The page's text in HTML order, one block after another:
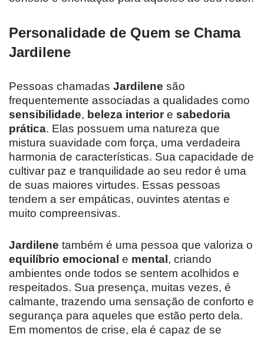
Personalidade de Quem se Chama
Jardilene
Pessoas chamadas Jardilene são
frequentemente associadas a qualidades como
sensibilidade, beleza interiore sabedoria
prática. Elas possuem uma natureza que
mistura suavidade com força, uma verdadeira
harmonia de características. Sua capacidade de
cultivar paz e tranquilidade ao seu redor é uma
de suas maiores virtudes. Essas pessoas
tendem a ser empáticas, ouvintes atentas e
muito compreensivas.
Jardilene também é uma pessoa que valoriza o
equilíbrio emocional e mental , criando
ambientes onde todos se sentem acolhidos e
respeitados. Sua presença, muitas vezes, é
calmante, trazendo uma sensação de conforto e
segurança para aqueles que estão perto dela.
Em momentos de crise, ela é capaz de se